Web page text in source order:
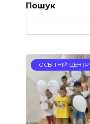
Пошук
ОСВІТНІЙ ЦЕНТР